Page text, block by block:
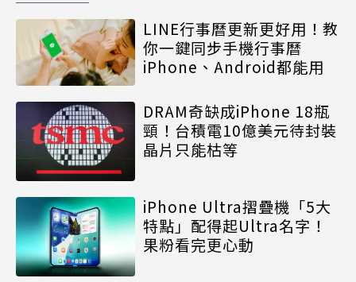
LINE行事曆更新更好用！教
你一鍵同步手機行事曆
iPhone、Android都能用
DRAM奇缺成iPhone 18瓶
頸！台積電10億美元待封裝
晶片只能枯等
iPhone Ultra摺疊機「5大
特點」配得起Ultra名字！
果粉看完更心動